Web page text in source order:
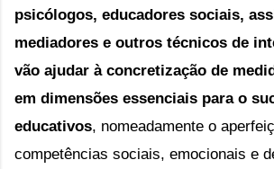
psicólogos, educadores sociais,
mediadores e outros técnicos de
vão ajudar à concretização de
em dimensões essenciais para o
educativos, nomeadamente o
competências sociais, emocionais e